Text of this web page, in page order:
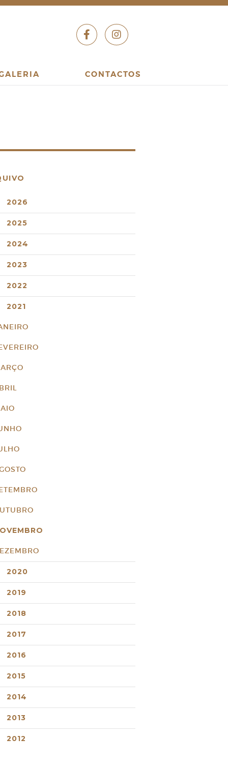
CONTACTOS
2026
2025
2024
2023
2022
2021
2020
2019
2018
2017
2016
2015
2014
2013
2012